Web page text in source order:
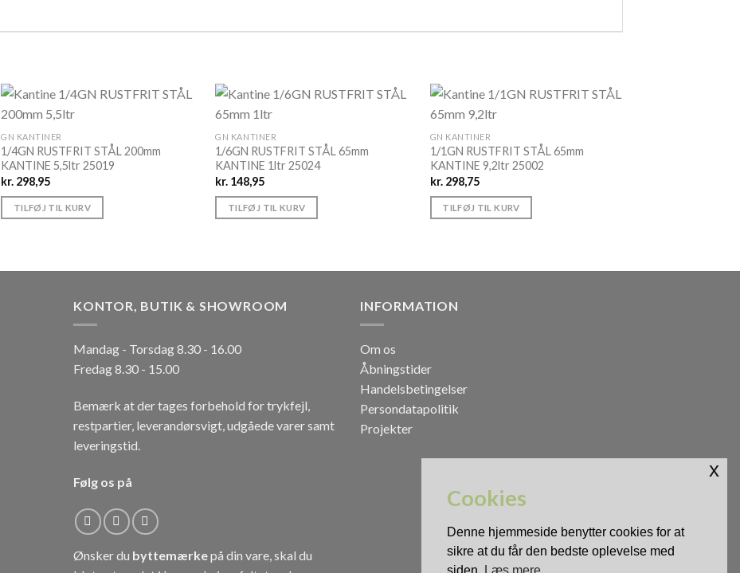
GN KANTINER
1/4GN RUSTFRIT STÅL 200mm
KANTINE 5,5ltr 25019
kr. 298,95
TILFØJ TIL KURV
GN KANTINER
1/6GN RUSTFRIT STÅL 65mm
KANTINE 1ltr 25024
kr. 148,95
TILFØJ TIL KURV
GN KANTINER
1/1GN RUSTFRIT STÅL 65mm
KANTINE 9,2ltr 25002
kr.298,75
TILFØJ TIL KURV
KONTOR, BUTIK & SHOWROOM
Mandag - Torsdag 8.30 - 16.00
Fredag 8.30 - 15.00
Bemærk at der tages forbehold for trykfejl,
restpartier, leverandørsvigt, udgåede varer samt
leveringstid.
Følg os på
Ønsker du byttemærkepå din vare, skal du
INFORMATION
Om os
Åbningstider
Handelsbetingelser
Persondatapolitik
Projekter
Cookies
Denne hjemmeside benytter cookies for at
sikre at du får den bedste oplevelse med
siden.
Læs mere
x